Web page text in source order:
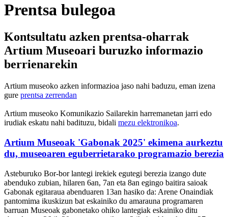
Prentsa bulegoa
Kontsultatu azken prentsa-oharrak
Artium Museoari buruzko informazio
berrienarekin
Artium museoko azken informazioa jaso nahi baduzu, eman izena
gure prentsa zerrendan
Artium museoko Komunikazio Sailarekin harremanetan jarri edo
irudiak eskatu nahi badituzu, bidali mezu elektronikoa.
Artium Museoak 'Gabonak 2025' ekimena aurkeztu
du, museoaren eguberrietarako programazio berezia
Asteburuko Bor-bor lantegi irekiek egutegi berezia izango dute
abenduko zubian, hilaren 6an, 7an eta 8an egingo baitira saioak
Gabonak egitaraua abenduaren 13an hasiko da: Arene Onaindiak
pantomima ikuskizun bat eskainiko du amarauna programaren
barruan Museoak gabonetako ohiko lantegiak eskainiko ditu